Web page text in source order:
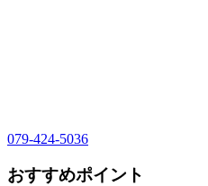
079-424-5036
おすすめポイント